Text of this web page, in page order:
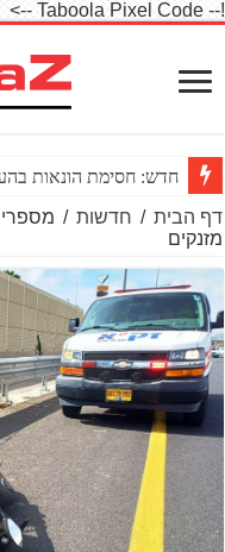
!-- Taboola Pixel Code -->
חדש: חסימת הונאות
דף הבית / חדשות / מספרי
מזנקים